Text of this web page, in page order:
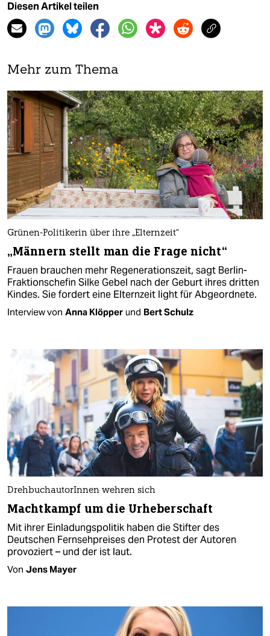
Diesen Artikel teilen
Mehr zum Thema
Grünen-Politikerin über ihre „Elternzeit“
„Männern stellt man die Frage nicht“
Frauen brauchen mehr Regenerationszeit, sagt Berlin-
Fraktionschefin Silke Gebel nach der Geburt ihres dritten
Kindes. Sie fordert eine Elternzeit light für Abgeordnete.
Interview von Anna Klöpper und Bert Schulz
DrehbuchautorInnen wehren sich
Machtkampf um die Urheberschaft
Mit ihrer Einladungspolitik haben die Stifter des
Deutschen Fernsehpreises den Protest der Autoren
provoziert – und der ist laut.
Von Jens Mayer